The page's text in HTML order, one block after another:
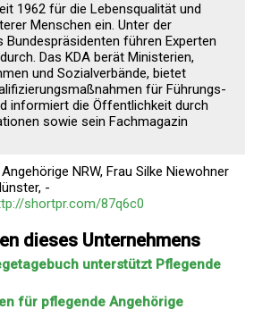
1962 für die Lebensqualität und
Menschen ein. Unter der
führen Experten
Das KDA berät Ministerien,
und Sozialverbände, bietet
für Führungs-
informiert die Öffentlichkeit durch
sowie sein Fachmagazin
NRW, Frau Silke Niewohner
-
shortpr.com/87q6c0
dieses Unternehmens
unterstützt Pflegende
für pflegende Angehörige